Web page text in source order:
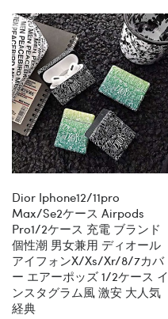
Dior Iphone12/11pro
Max/se2ケース Airpods
Pro1/2ケース 充電 ブランド
個性潮 男女兼用 ディオール
アイフォンx/xs/xr/8/7カバ
ー エアーポッズ 1/2ケース イ
ンスタグラム風 激安 大人気
経典